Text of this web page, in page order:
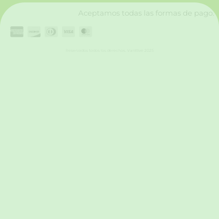
Aceptamos todas las formas de pago.